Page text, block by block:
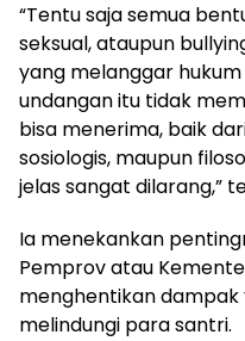
“Tentu saja semua
seksual, ataupun
yang melanggar
undangan itu tidak
bisa menerima, baik
sosiologis, maupun
jelas sangat dilarang,”
Ia menekankan
Pemprov atau
menghentikan
melindungi para santri.